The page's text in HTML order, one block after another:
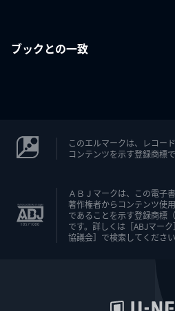
ブックとの一致
このエルマークは、レコー
コンテンツを示す登録商標
ＡＢＪマークは、この電子
著作権者からコンテンツ使
であることを示す登録商標
です。詳しくは［ABJマー
協議会］で検索してください